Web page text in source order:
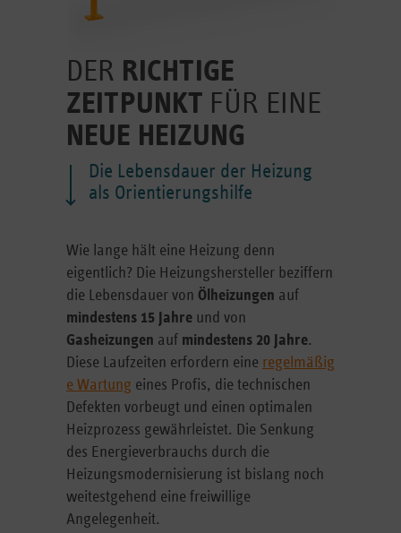
DER RICHTIGE
ZEITPUNKT FÜR EINE
NEUE HEIZUNG
Die Lebensdauer der Heizung
als Orientierungshilfe
Wie lange hält eine Heizung denn
eigentlich? Die Heizungshersteller beziffern
die Lebensdauer von Ölheizungen auf
mindestens 15 Jahre und von
Gasheizungen auf mindestens 20 Jahre.
Diese Laufzeiten erfordern eine regelmäßig
e Wartung eines Profis, die technischen
Defekten vorbeugt und einen optimalen
Heizprozess gewährleistet. Die Senkung
des Energieverbrauchs durch die
Heizungsmodernisierung ist bislang noch
weitestgehend eine freiwillige
Angelegenheit.